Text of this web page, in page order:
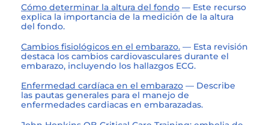
Cómo determinar la altura del fondo — Este recurso
explica la importancia de la medición de la altura
del fondo.
Cambios fisiológicos en el embarazo. — Esta revisión
destaca los cambios cardiovasculares durante el
embarazo, incluyendo los hallazgos ECG.
Enfermedad cardíaca en el embarazo — Describe
las pautas generales para el manejo de
enfermedades cardiacas en embarazadas.